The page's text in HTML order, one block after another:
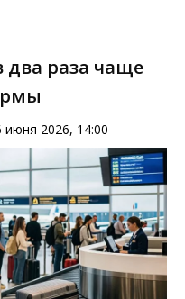
два раза чаще
июня 2026, 14:00